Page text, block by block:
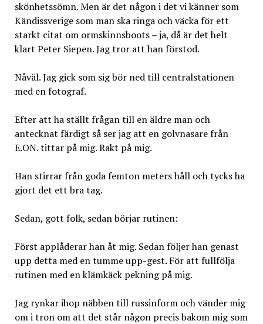
skönhetssömn. Men är det någon i det vi känner som
Kändissverige som man ska ringa och väcka för ett
starkt citat om ormskinnsboots – ja, då är det helt
klart Peter Siepen. Jag tror att han förstod.
Nåväl. Jag gick som sig bör ned till centralstationen
med en fotograf.
Efter att ha ställt frågan till en äldre man och
antecknat färdigt så ser jag att en golvnasare från
E.ON. tittar på mig. Rakt på mig.
Han stirrar från goda femton meters håll och tycks ha
gjort det ett bra tag.
Sedan, gott folk, sedan börjar rutinen:
Först applåderar han åt mig. Sedan följer han genast
upp detta med en tumme upp-gest. För att fullfölja
rutinen med en klämkäck pekning på mig.
Jag rynkar ihop näbben till russinform och vänder mig
om i tron om att det står någon precis bakom mig som